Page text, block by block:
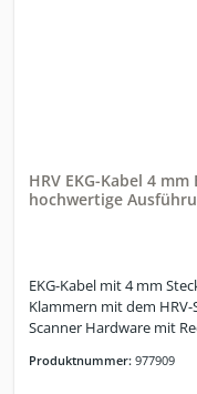
HRV EKG-Kabel 4
hochwertige
EKG-Kabel mit 4 mm
Klammern mit dem
Scanner Hardware mit
Produktnummer: 977909